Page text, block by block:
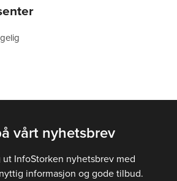
vårt nyhetsbrev
InfoStorken nyhetsbrev med
informasjon og gode tilbud.